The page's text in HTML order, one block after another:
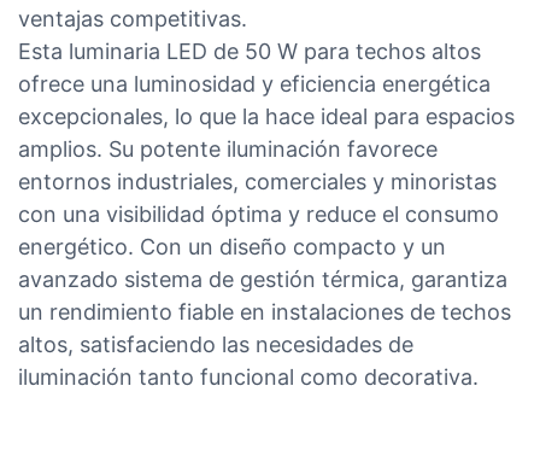
ventajas competitivas.
Esta luminaria LED de 50 W para techos altos
ofrece una luminosidad y eficiencia energética
excepcionales, lo que la hace ideal para espacios
amplios. Su potente iluminación favorece
entornos industriales, comerciales y minoristas
con una visibilidad óptima y reduce el consumo
energético. Con un diseño compacto y un
avanzado sistema de gestión térmica, garantiza
un rendimiento fiable en instalaciones de techos
altos, satisfaciendo las necesidades de
iluminación tanto funcional como decorativa.